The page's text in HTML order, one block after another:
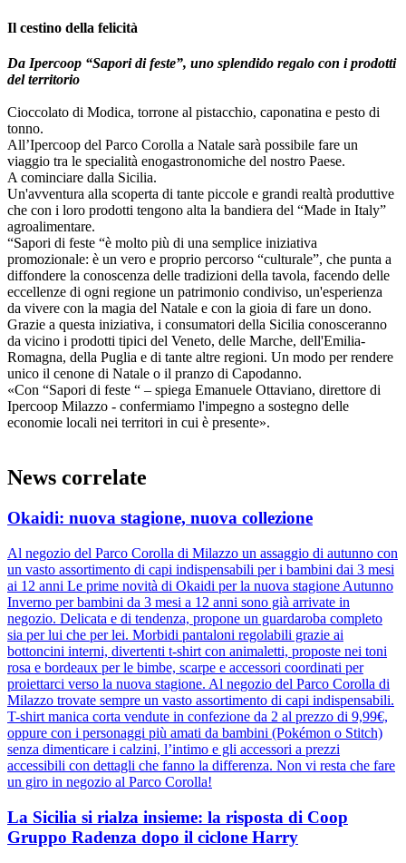
Il cestino della felicità
Da Ipercoop “Sapori di feste”, uno splendido regalo con i prodotti
del territorio
Cioccolato di Modica, torrone al pistacchio, caponatina e pesto di
tonno.
All’Ipercoop del Parco Corolla a Natale sarà possibile fare un
viaggio tra le specialità enogastronomiche del nostro Paese.
A cominciare dalla Sicilia.
Un'avventura alla scoperta di tante piccole e grandi realtà produttive
che con i loro prodotti tengono alta la bandiera del “Made in Italy”
agroalimentare.
“Sapori di feste “è molto più di una semplice iniziativa
promozionale: è un vero e proprio percorso “culturale”, che punta a
diffondere la conoscenza delle tradizioni della tavola, facendo delle
eccellenze di ogni regione un patrimonio condiviso, un'esperienza
da vivere con la magia del Natale e con la gioia di fare un dono.
Grazie a questa iniziativa, i consumatori della Sicilia conosceranno
da vicino i prodotti tipici del Veneto, delle Marche, dell'Emilia-
Romagna, della Puglia e di tante altre regioni. Un modo per rendere
unico il cenone di Natale o il pranzo di Capodanno.
«Con “Sapori di feste “ – spiega Emanuele Ottaviano, direttore di
Ipercoop Milazzo - confermiamo l'impegno a sostegno delle
economie locali nei territori in cui è presente».
News correlate
Okaidi: nuova stagione, nuova collezione
Al negozio del Parco Corolla di Milazzo un assaggio di autunno con
un vasto assortimento di capi indispensabili per i bambini dai 3 mesi
ai 12 anni Le prime novità di Okaidi per la nuova stagione Autunno
Inverno per bambini da 3 mesi a 12 anni sono già arrivate in
negozio. Delicata e di tendenza, propone un guardaroba completo
sia per lui che per lei. Morbidi pantaloni regolabili grazie ai
bottoncini interni, divertenti t-shirt con animaletti, proposte nei toni
rosa e bordeaux per le bimbe, scarpe e accessori coordinati per
proiettarci verso la nuova stagione. Al negozio del Parco Corolla di
Milazzo trovate sempre un vasto assortimento di capi indispensabili.
T-shirt manica corta vendute in confezione da 2 al prezzo di 9,99€,
oppure con i personaggi più amati da bambini (Pokémon o Stitch)
senza dimenticare i calzini, l’intimo e gli accessori a prezzi
accessibili con dettagli che fanno la differenza. Non vi resta che fare
un giro in negozio al Parco Corolla!
La Sicilia si rialza insieme: la risposta di Coop
Gruppo Radenza dopo il ciclone Harry